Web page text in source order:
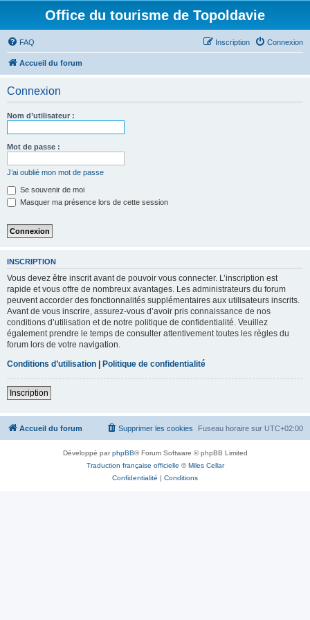
Office du tourisme de Topoldavie
FAQ Connexion
Inscription
Accueil du forum
Connexion
Nom d’utilisateur :
Mot de passe :
J’ai oublié mon mot de passe
Se souvenir de moi
Masquer ma présence lors de cette session
INSCRIPTION
Vous devez être inscrit avant de pouvoir vous connecter. L’inscription est
rapide et vous offre de nombreux avantages. Les administrateurs du forum
peuvent accorder des fonctionnalités supplémentaires aux utilisateurs inscrits.
Avant de vous inscrire, assurez-vous d’avoir pris connaissance de nos
conditions d’utilisation et de notre politique de confidentialité. Veuillez
également prendre le temps de consulter attentivement toutes les règles du
forum lors de votre navigation.
Conditions d’utilisation | Politique de confidentialité
Inscription
Accueil du forum Fuseau horaire sur UTC+02:00
Supprimer les cookies
Développé parphpBB® Forum Software © phpBB Limited
Traduction française officielle ©Miles Cellar
Confidentialité | Conditions